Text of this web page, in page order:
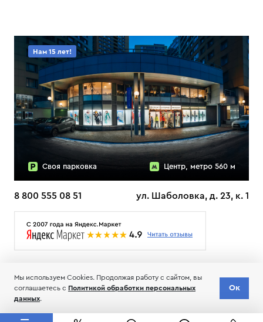
Нам 15 лет!
Своя парковка Центр, метро 560 м
8 800 555 08 51 ул. Шаболовка, д. 23, к. 1
© 2006-2026 Пределанет
Мы используем Cookies. Продолжая работу с сайтом, вы
соглашаетесь с Политикой обработки персональных
данных.
Ок